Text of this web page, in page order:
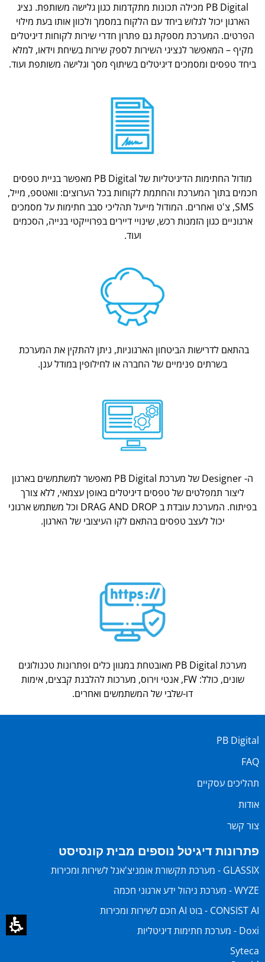
PB Digital מכילה תכונות מתקדמות כגון גלישה משותפת. נציג
הארגון יכול לגלוש ביחד עם הלקוח במסמך ולכוון אותו בעת מילוי
הפרטים. המערכת מספקת גם פתרון חדרי שירות לקוחות דיגיטלים
מקיף – המאפשר לנציגי השירות לספק שירות בשיחת וידאו, למלא
ביחד טפסים ומסמכים דיגיטלים בשיתוף מסך וגלישה משותפת ועוד.
מודול החתימות הדיגיטליות של PB Digital מאפשר בניית טפסים
חכמים בתוך המערכת והחתמת לקוחות בכל הערוצים: וואטספ, מייל,
SMS, צ'ט ואחרים. המודול מייעל תהליכי סבב חתימות על מסמכים
ארגוניים כגון הזמנות רכש, שינויי דיירים בפרוייקטי בנייה, הסכמים
ועוד.
בהתאם לדרישות הביטחון הארגוניות, ניתן להתקין את המערכת
בשרתים פנימיים של החברה או לחילופין במודל ענן.
ה- Designer של מערכת PB Digital מאפשר למשתמשים בארגון
ליצור תמפלטים של טפסים דיגיטלים באופן עצמאי, ללא צורך
בפיתוח. המערכת עובדת ב DRAG AND DROP וכל משתמש ארגוני
יכול לעצב טפסים בהתאם לקו העיצובי של הארגון.
מערכת PB Digital מאובטחת במגוון כלים ופתרונות טכנולוגים
שונים, כולל: FW, אנטי וירוס, מערכות להלבנת קבצים, אימות
דו-שלבי של המשתמשים ואחרים.
PB Digital
FAQ
תהליכים עסקיים
אודות
צור קשר
פתרונות דיגיטל נוספים מבית קונסיסט
GLASSIX - מערכת תקשורת אומניצ'אנל לשירות ומכירות
WYZE - מערכת ניהול ידע ארגוני חכמה
CONSIST AI - בוט AI חכם לשירות ומכירות
Doxi - מערכת חתימות דיגיטליות
Syteca